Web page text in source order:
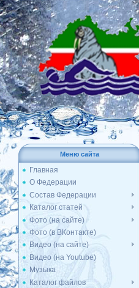
Меню сайта
Главная
О Федерации
Состав Федерации
Каталог статей
Фото (на сайте)
Фото (в ВКонтакте)
Видео (на сайте)
Видео (на Youtube)
Музыка
Каталог файлов